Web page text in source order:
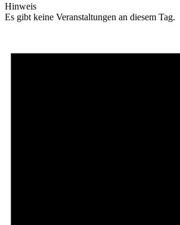
Hinweis
Es gibt keine Veranstaltungen an diesem Tag.